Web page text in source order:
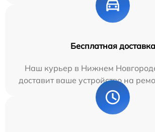
Бесплатная доставка
Наш курьер в Нижнем
доставит ваше устройство на